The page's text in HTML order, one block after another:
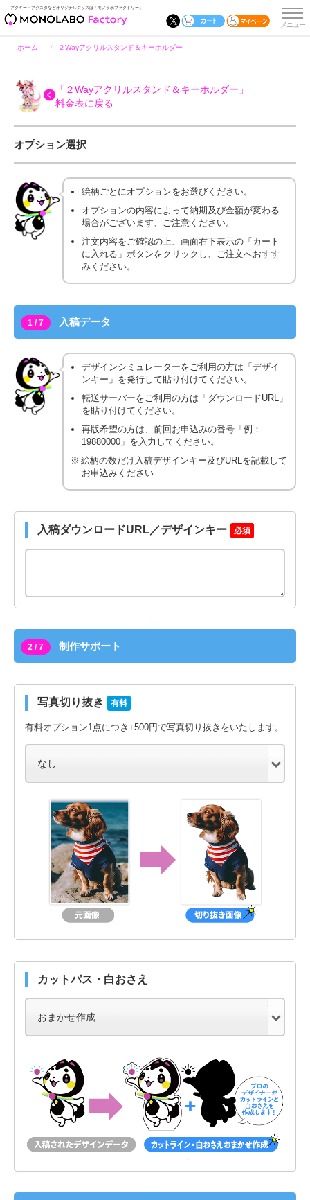
アクキー・アクスタなどオリジナルグッズは「モノラボファクトリー」
ホーム ２Wayアクリルスタンド＆キーホルダー
「２Wayアクリルスタンド＆キーホルダー」
料金表に戻る
オプション選択
絵柄ごとにオプションをお選びください。
オプションの内容によって納期及び金額が変わる
場合がございます、ご注意ください。
注文内容をご確認の上、画面右下表示の「カート
に入れる」ボタンをクリックし、ご注文へおすす
みください。
1 / 7 入稿データ
デザインシミュレーターをご利用の方は「デザイ
ンキー」を発行して貼り付けてください。
転送サーバーをご利用の方は「ダウンロードURL」
を貼り付けてください。
再版希望の方は、前回お申込みの番号「例：
19880000」を入力してください。
絵柄の数だけ入稿デザインキー及びURLを記載して
お申込みください
入稿ダウンロードURL／デザインキー 必須
2 / 7 制作サポート
写真切り抜き 有料
有料オプション1点につき+500円で写真切り抜きをいたします。
カットパス・白おさえ